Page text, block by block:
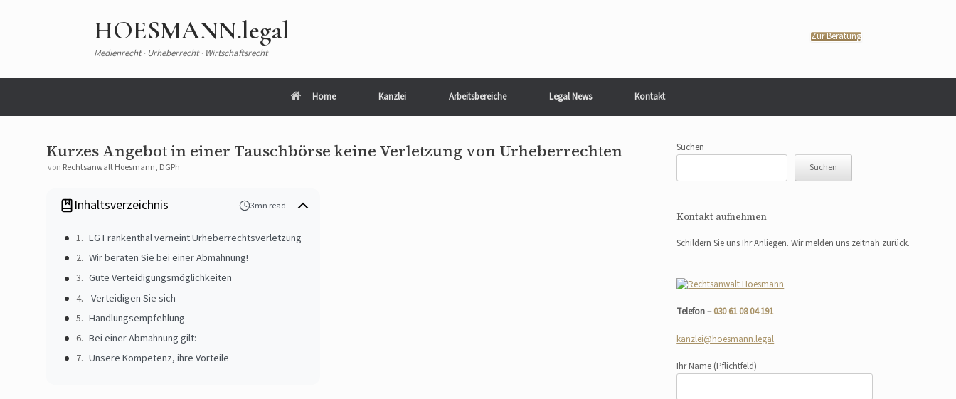
HOESMANN.legal
Medienrecht · Urheberrecht · Wirtschaftsrecht
Zur Beratung
Home Kanzlei Arbeitsbereiche Legal News Kontakt
Kurzes Angebot in einer Tauschbörse keine Verletzung von Urheberrechten
von Rechtsanwalt Hoesmann, DGPh
Inhaltsverzeichnis 3mn read
LG Frankenthal verneint Urheberrechtsverletzung
Wir beraten Sie bei einer Abmahnung!
Gute Verteidigungsmöglichkeiten
Verteidigen Sie sich
Handlungsempfehlung
Bei einer Abmahnung gilt:
Unsere Kompetenz, ihre Vorteile
Suchen
Suchen
Kontakt aufnehmen
Schildern Sie uns Ihr Anliegen. Wir melden uns zeitnah zurück.
Telefon –030 61 08 04 191
kanzlei@hoesmann.legal
Ihr Name (Pflichtfeld)